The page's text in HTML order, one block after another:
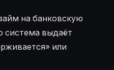
на банковскую
система выдаёт
или